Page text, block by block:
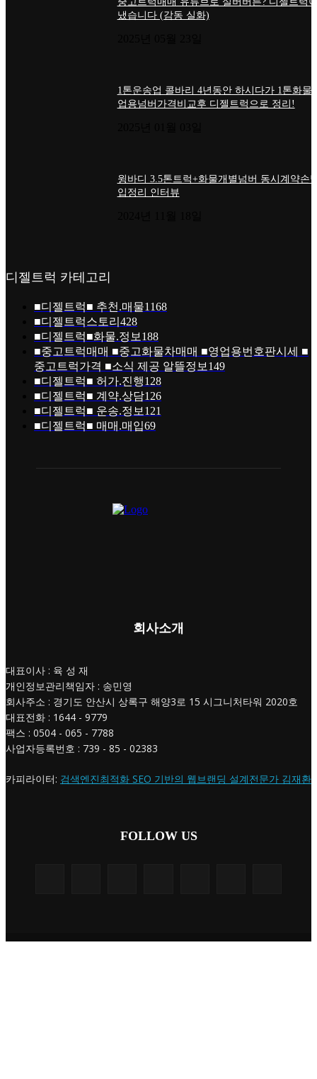
냈습니다 (감동 실화)
1톤운송업 콜바리 4년동안 하시다가 1톤화물
업용넘버가격비교후 디젤트럭으로 정리!
윙바디 3.5톤트럭+화물개별넘버 동시계약손
입정리 인터뷰
디젤트럭 카테고리
■디젤트럭■ 추천.매물1168
■디젤트럭스토리 428
■디젤트럭■화물.정보 188
■중고트럭매매 ■중고화물차매매 ■영업용번호판시세 ■
중고트럭가격 ■소식 제공 알뜰정보 149
■디젤트럭■ 허가.진행128
■디젤트럭■ 계약.상담126
■디젤트럭■ 운송.정보 121
■디젤트럭■ 매매.매입69
회사소개
대표이사 : 육 성 재
개인정보관리책임자 : 송민영
회사주소 : 경기도 안산시 상록구 해양3로 15 시그니처타워 2020호
대표전화 : 1644 - 9779
팩스 : 0504 - 065 - 7788
사업자등록번호 : 739 - 85 - 02383
카피라이터: 검색엔진최적화 SEO 기반의 웹브랜딩 설계전문가 김재환
FOLLOW US